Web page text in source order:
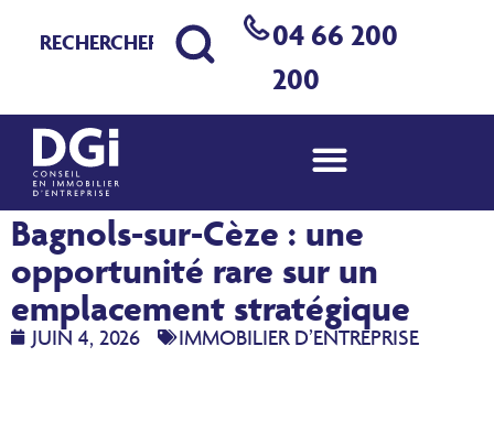
04 66 200
200
Local commercial à louer à
Bagnols-sur-Cèze : une
opportunité rare sur un
emplacement stratégique
JUIN 4, 2026 IMMOBILIER D’ENTREPRISE